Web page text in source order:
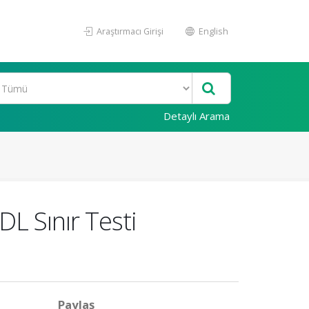
Araştırmacı Girişi English
Detaylı Arama
Sınır Testi
Paylaş